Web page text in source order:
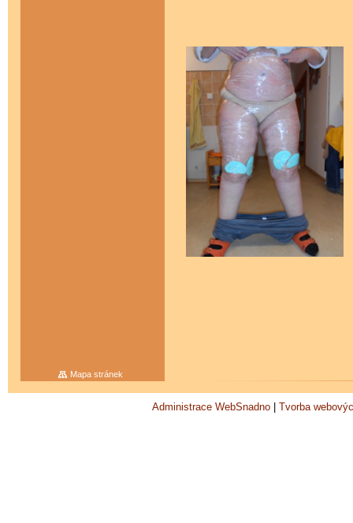
Mapa stránek
Administrace WebSnadno Tvorba